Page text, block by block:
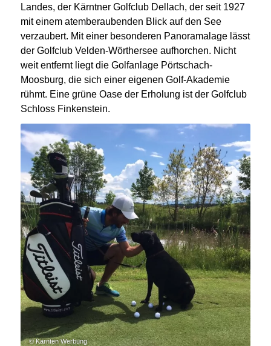
Landes, der Kärntner Golfclub Dellach, der seit 1927
mit einem atemberaubenden Blick auf den See
verzaubert. Mit einer besonderen Panoramalage lässt
der Golfclub Velden-Wörthersee aufhorchen. Nicht
weit entfernt liegt die Golfanlage Pörtschach-
Moosburg, die sich einer eigenen Golf-Akademie
rühmt. Eine grüne Oase der Erholung ist der Golfclub
Schloss Finkenstein.
© Kärnten Werbung